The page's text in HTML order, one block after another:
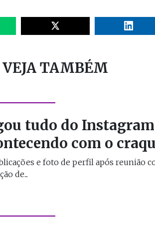
VEJA TAMBÉM
tudo do
com o
e foto de perfil após reunião
de...